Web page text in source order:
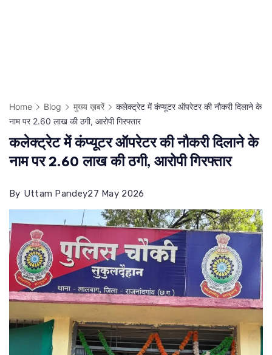
Home Blog मुख्य ख़बरें
कलेक्ट्रेट में कंप्यूटर ऑपरेटर की नौकरी दिलाने के
नाम पर 2.60 लाख की ठगी, आरोपी गिरफ्तार
कलेक्ट्रेट में कंप्यूटर ऑपरेटर की नौकरी दिलाने के
नाम पर 2.60 लाख की ठगी, आरोपी गिरफ्तार
By Uttam Pandey27 May 2026